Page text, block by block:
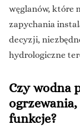
węglanów, które
zapychania
decyzji,
hydrologiczne
Czy wodna
funkcje?